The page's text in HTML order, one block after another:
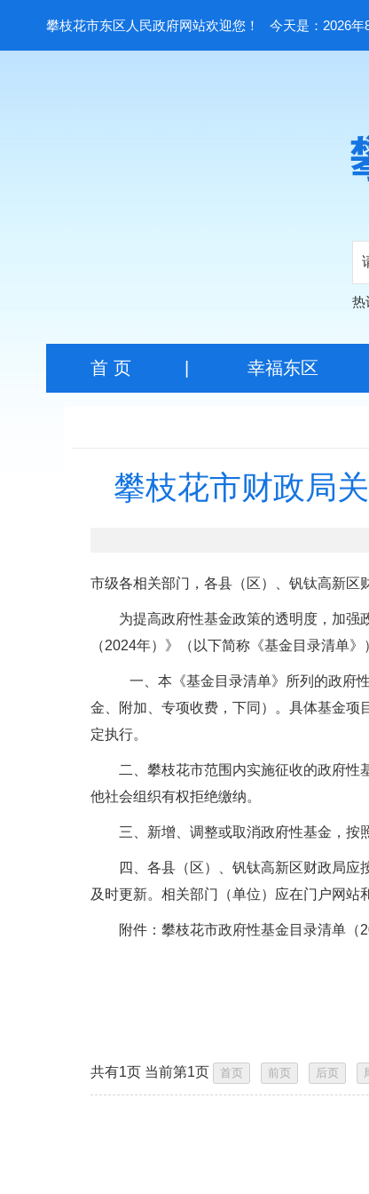
攀枝花市东区人民政府网站欢迎您！ 今天是：2026年
热
首 页| 幸福东区
攀枝花市财政局
市级各相关部门，各县（区）、钒钛高新区
为提高政府性基金政策的透明度，加强政
（2024年）》（以下简称《基金目录清单
一、本《基金目录清单》所列的政府性
金、附加、专项收费，下同）。具体基金项
定执行。
二、攀枝花市范围内实施征收的政府性基
他社会组织有权拒绝缴纳。
三、新增、调整或取消政府性基金，按照
四、各县（区）、钒钛高新区财政局应按
及时更新。相关部门（单位）应在门户网站
附件： 攀枝花市政府性基金目录清单（
共有1页 当前第1页